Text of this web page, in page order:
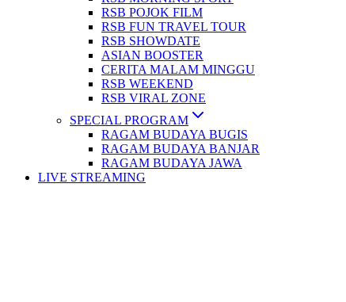
RSB POJOK FILM
RSB FUN TRAVEL TOUR
RSB SHOWDATE
ASIAN BOOSTER
CERITA MALAM MINGGU
RSB WEEKEND
RSB VIRAL ZONE
SPECIAL PROGRAM
RAGAM BUDAYA BUGIS
RAGAM BUDAYA BANJAR
RAGAM BUDAYA JAWA
LIVE STREAMING